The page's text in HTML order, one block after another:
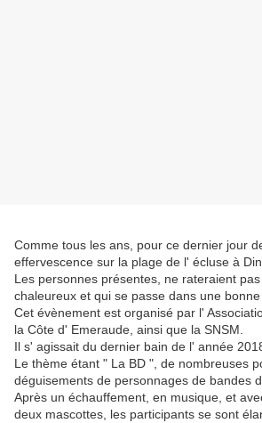
Comme tous les ans, pour ce dernier jour
effervescence sur la plage de l' écluse à
Les personnes présentes, ne rateraient
chaleureux et qui se passe dans une bonne
Cet évènement est organisé par l'
la Côte d' Emeraude, ainsi que la SNSM.
Il s' agissait du dernier bain de l' année
Le thème étant " La BD ", de nombreuses
déguisements de personnages de bandes
Après un échauffement, en musique, et
deux mascottes, les participants se sont